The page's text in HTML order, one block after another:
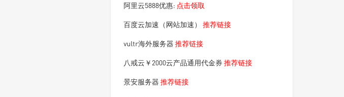
阿里云5888优惠: 点击领取
百度云加速（网站加速）推荐链接
vultr海外服务器推荐链接
八戒云￥2000云产品通用代金券推荐链接
景安服务器推荐链接